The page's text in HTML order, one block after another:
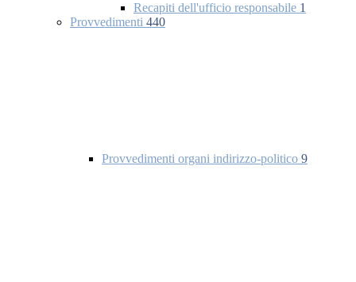
Recapiti dell'ufficio responsabile 1
Provvedimenti 440
Provvedimenti organi indirizzo-politico 9